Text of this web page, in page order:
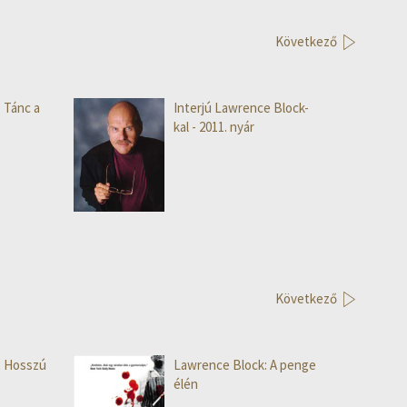
Következő
a
Interjú Lawrence Block-
kal - 2011. nyár
Következő
Lawrence Block: A penge
élén